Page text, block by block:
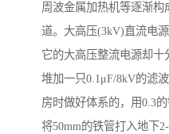
周波金属加热机等逐渐构
道。大高压(3kV)直流电
它的大高压整流电源却十
堆加一只0.1μF/8kV的滤
房时做好体系的，用0.3
将50mm的铁管打入地下